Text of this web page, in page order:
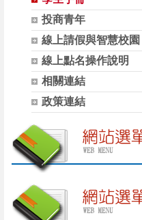
投商青年
線上請假與智慧校園
線上點名操作說明
相關連結
政策連結